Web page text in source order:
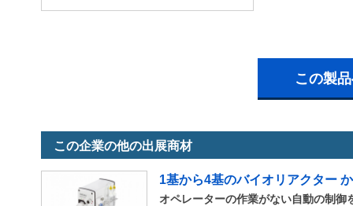
この製
この企業の他の出展商材
1基から4基のバイオリアクター
オペレーターの作業がない自動の制